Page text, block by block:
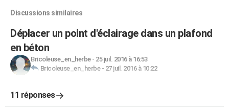
Discussions similaires
Déplacer un point d'éclairage dans un plafond
en béton
Bricoleuse_en_herbe- 25 juil. 2016 à 16:53
Bricoleuse_en_herbe- 27 juil. 2016 à 10:22
11 réponses